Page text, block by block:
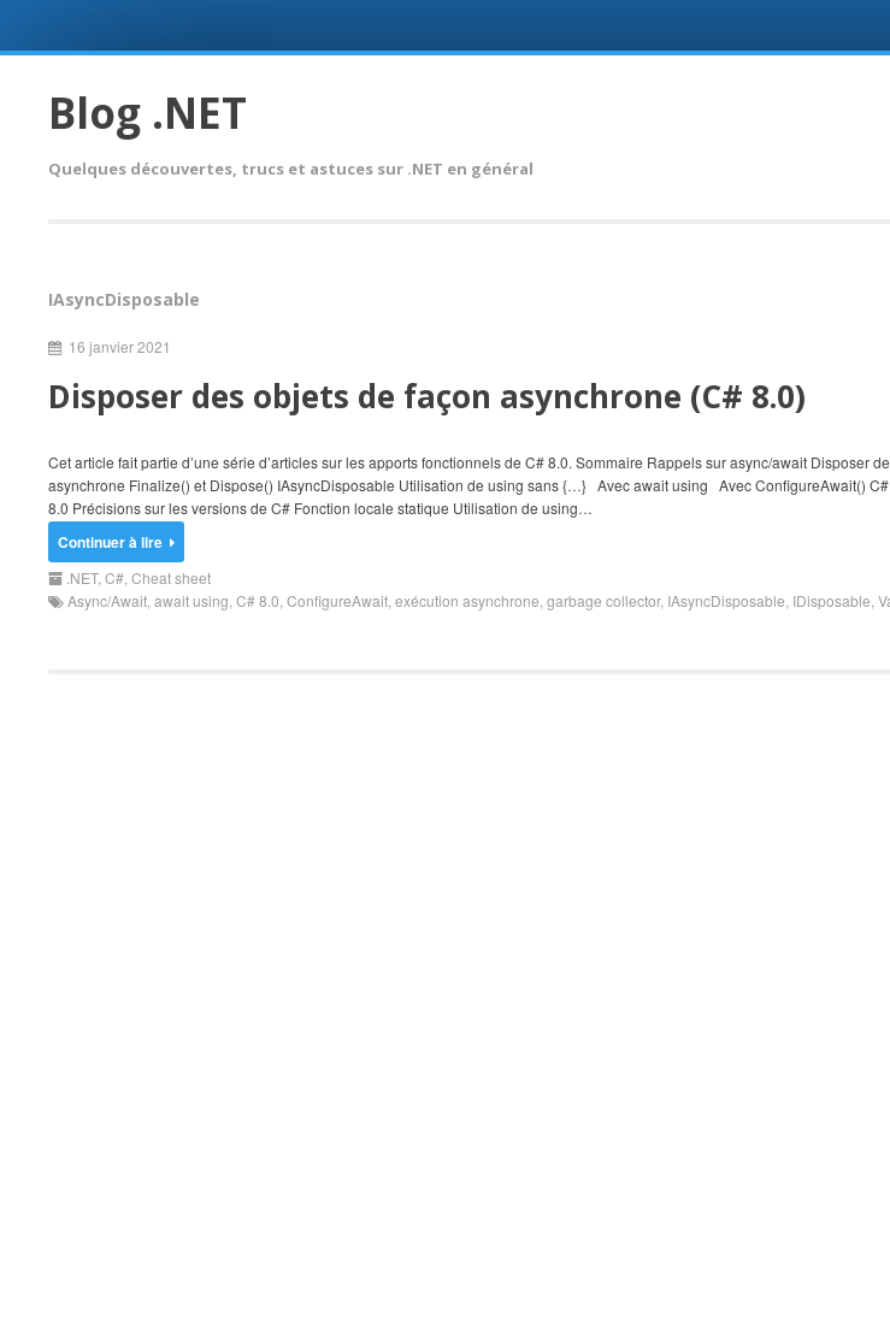
to
content
Blog .NET
Quelques découvertes, trucs et astuces sur .NET en général
IAsyncDisposable
16 janvier 2021
Disposer des objets de façon asynchrone (C# 8.0)
Cet article fait partie d’une série d’articles sur les apports fonctionnels de C# 8.0. Sommaire Rappels sur async/await Disposer
asynchrone Finalize() et Dispose() IAsyncDisposable Utilisation de using sans {…} Avec await using Avec ConfigureAwait()
8.0 Précisions sur les versions de C# Fonction locale statique Utilisation de using…
Continuer à lire
.NET, C# Cheat sheet
Async/Await await using C# 8.0 ConfigureAwait exécution asynchrone garbage collector, IAsyncDisposable IDisposable